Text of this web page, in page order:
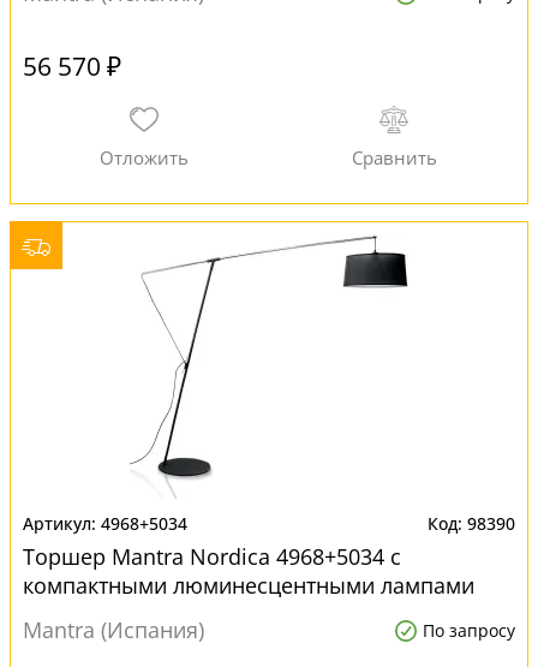
56 570 ₽
4968+5034 98390
Торшер Mantra Nordica 4968+5034 с
компактными люминесцентными лампами
Mantra (Испания)
По запросу